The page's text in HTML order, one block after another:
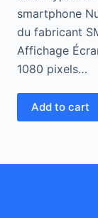
smartphone
du fabricant
Affichage
1080 pixels…
Add to cart